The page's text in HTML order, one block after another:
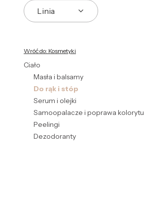
Linia
Wróć do: Kosmetyki
Ciało
Masła i balsamy
Do rąk i stóp
Serum i olejki
Samoopalacze i poprawa kolorytu
Peelingi
Dezodoranty